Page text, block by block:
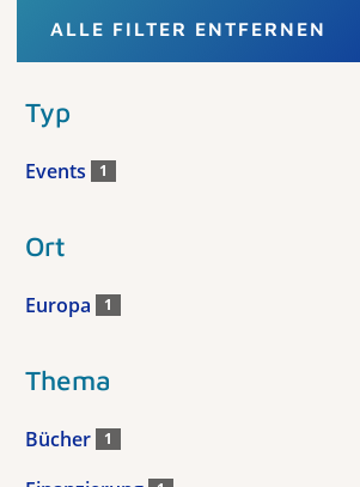
ALLE FILTER ENTFERNEN
Typ
Events 1
Ort
Europa 1
Thema
Bücher 1